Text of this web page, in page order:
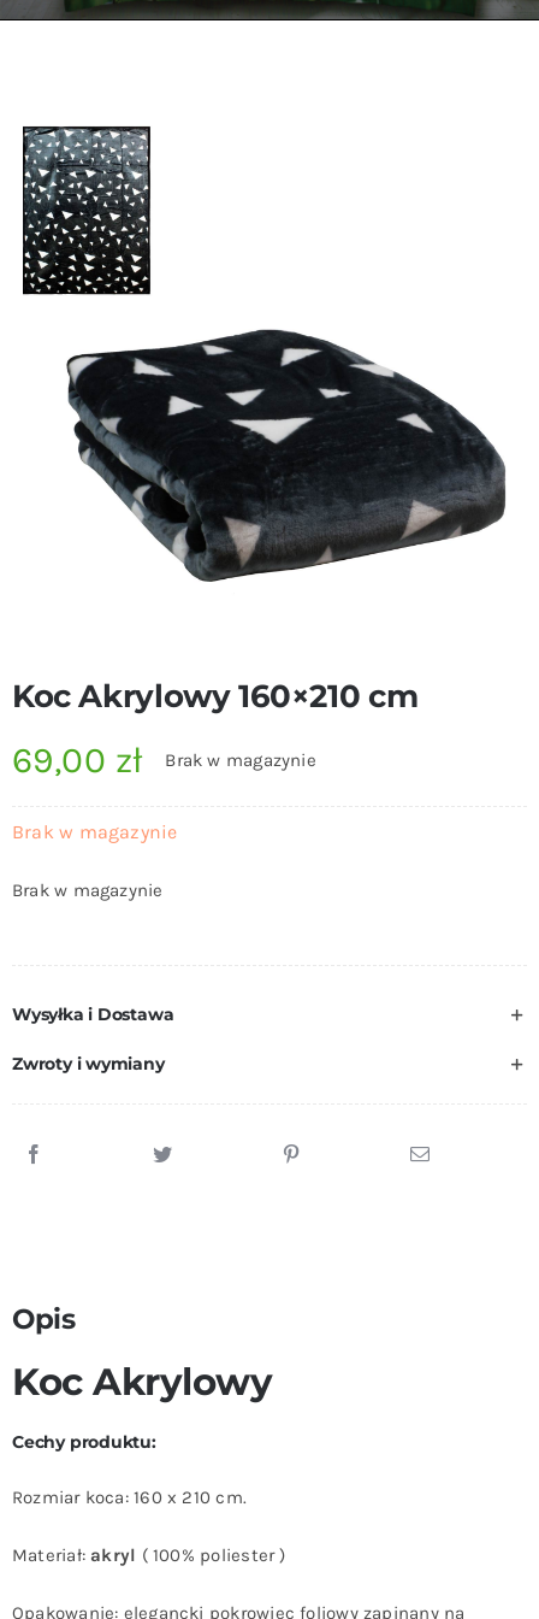
Koc Akrylowy 160×210 cm
69,00 zł Brak w magazynie
Brak w magazynie
Brak w magazynie
Wysyłka i Dostawa
Zwroty i wymiany
Opis
Koc Akrylowy
Cechy produktu:
Rozmiar koca: 160 x 210 cm.
Materiał: akryl ( 100% poliester )
Opakowanie: elegancki pokrowiec foliowy zapinany na